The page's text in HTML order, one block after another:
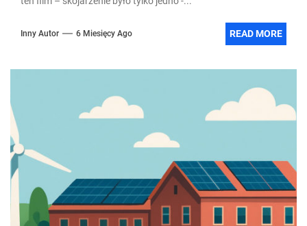
Inny Autor 6 Miesięcy Ago READ MORE